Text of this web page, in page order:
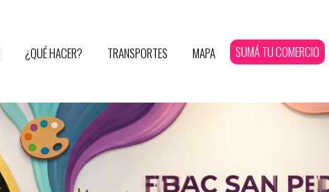
¿QUÉ HACER? TRANSPORTES MAPA SUMÁ TU COMERCIO